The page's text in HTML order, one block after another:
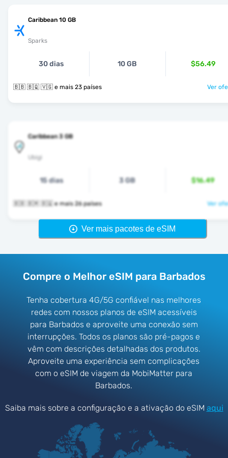
Caribbean 10 GB
Sparks
30 dias 10 GB $56.49
🇧🇧 🇧🇶 🇻🇬 e mais 23 países Ver
Caribbean 3 GB
Ubigi
15 dias 3 GB $16.49
🇧🇧 🇧🇲 🇧🇶 e mais 26 países Ver
Ver mais pacotes de eSIM
Compre o Melhor eSIM para Barbados
Tenha cobertura 4G/5G confiável nas melhores
redes com nossos planos de eSIM acessíveis
para Barbados e aproveite uma conexão sem
interrupções. Todos os planos são pré-pagos e
vêm com descrições detalhadas dos produtos.
Aproveite uma experiência sem complicações
com o eSIM de viagem da MobiMatter para
Barbados.
Saiba mais sobre a configuração e a ativação do eSIM aqui